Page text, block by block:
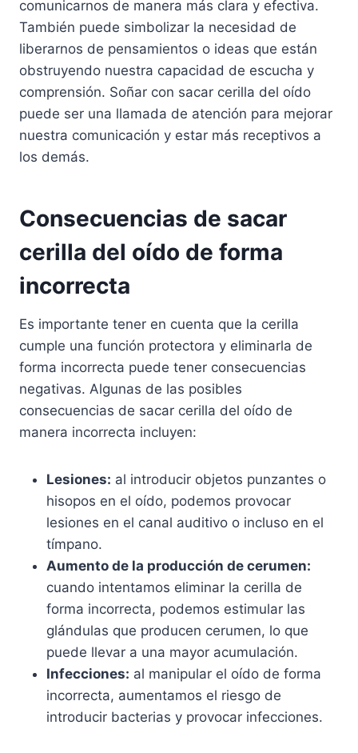
comunicarnos de manera más clara y efectiva.
También puede simbolizar la necesidad de
liberarnos de pensamientos o ideas que están
obstruyendo nuestra capacidad de escucha y
comprensión. Soñar con sacar cerilla del oído
puede ser una llamada de atención para mejorar
nuestra comunicación y estar más receptivos a
los demás.
Consecuencias de sacar
cerilla del oído de forma
incorrecta
Es importante tener en cuenta que la cerilla
cumple una función protectora y eliminarla de
forma incorrecta puede tener consecuencias
negativas. Algunas de las posibles
consecuencias de sacar cerilla del oído de
manera incorrecta incluyen:
Lesiones: al introducir objetos punzantes o
hisopos en el oído, podemos provocar
lesiones en el canal auditivo o incluso en el
tímpano.
Aumento de la producción de cerumen:
cuando intentamos eliminar la cerilla de
forma incorrecta, podemos estimular las
glándulas que producen cerumen, lo que
puede llevar a una mayor acumulación.
Infecciones: al manipular el oído de forma
incorrecta, aumentamos el riesgo de
introducir bacterias y provocar infecciones.